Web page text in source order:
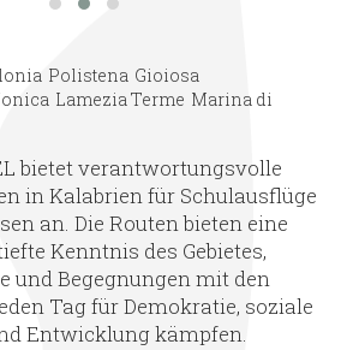
Polistena Gioiosa
Lamezia Terme Marina di
bietet verantwortungsvolle
in Kalabrien für Schulausflüge
an. Die Routen bieten eine
Kenntnis des Gebietes,
und Begegnungen mit den
Tag für Demokratie, soziale
Entwicklung kämpfen.